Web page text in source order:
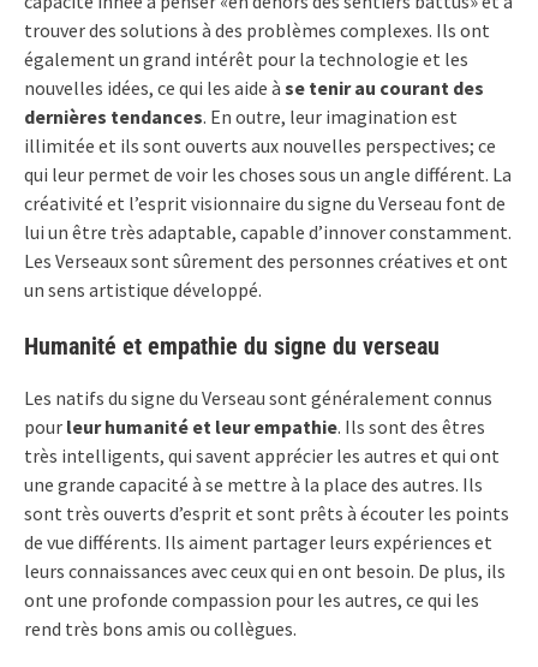
trouver des solutions à des problèmes complexes. Ils ont
également un grand intérêt pour la technologie et les
nouvelles idées, ce qui les aide à se tenir au courant des
dernières tendances. En outre, leur imagination est
illimitée et ils sont ouverts aux nouvelles perspectives; ce
qui leur permet de voir les choses sous un angle différent. La
créativité et l’esprit visionnaire du signe du Verseau font de
lui un être très adaptable, capable d’innover constamment.
Les Verseaux sont sûrement des personnes créatives et ont
un sens artistique développé.
Humanité et empathie du signe du verseau
Les natifs du signe du Verseau sont généralement connus
pour leur humanité et leur empathie. Ils sont des êtres
très intelligents, qui savent apprécier les autres et qui ont
une grande capacité à se mettre à la place des autres. Ils
sont très ouverts d’esprit et sont prêts à écouter les points
de vue différents. Ils aiment partager leurs expériences et
leurs connaissances avec ceux qui en ont besoin. De plus, ils
ont une profonde compassion pour les autres, ce qui les
rend très bons amis ou collègues.